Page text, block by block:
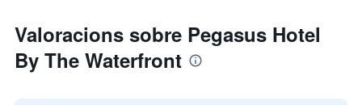
Valoracions sobre Pegasus Hotel
By The Waterfront